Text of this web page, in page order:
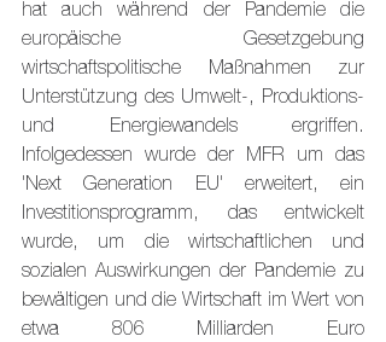
hat auch während der Pandemie die
europäische Gesetzgebung
wirtschaftspolitische Maßnahmen zur
Unterstützung des Umwelt-, Produktions-
und Energiewandels ergriffen.
Infolgedessen wurde der MFR um das
'Next Generation EU' erweitert, ein
Investitionsprogramm, das entwickelt
wurde, um die wirtschaftlichen und
sozialen Auswirkungen der Pandemie zu
bewältigen und die Wirtschaft im Wert von
etwa 806 Milliarden Euro